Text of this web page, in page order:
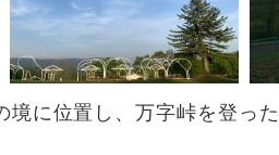
境に位置し、万字峠を登っ